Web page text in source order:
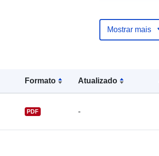
Formato Atualizado
PDF -
Mostrar mais